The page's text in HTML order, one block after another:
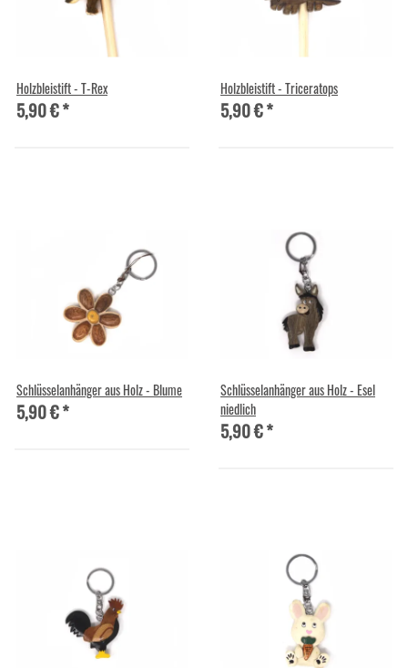
Holzbleistift - T-Rex
5,90 €*
Holzbleistift - Triceratops
5,90 €*
Schlüsselanhänger aus Holz - Blume
5,90 €*
Schlüsselanhänger aus Holz - Esel
niedlich
5,90 €*